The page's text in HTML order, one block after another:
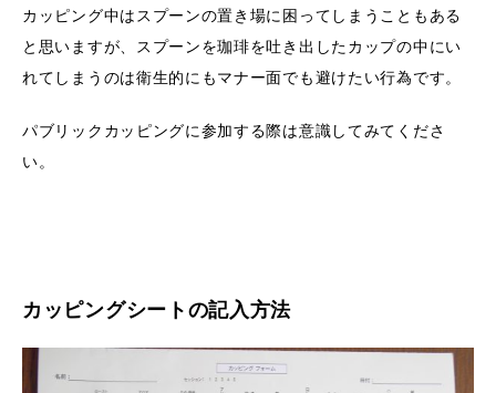
カッピング中はスプーンの置き場に困ってしまうこともある
と思いますが、スプーンを珈琲を吐き出したカップの中にい
れてしまうのは衛生的にもマナー面でも避けたい行為です。
パブリックカッピングに参加する際は意識してみてくださ
い。
カッピングシートの記入方法